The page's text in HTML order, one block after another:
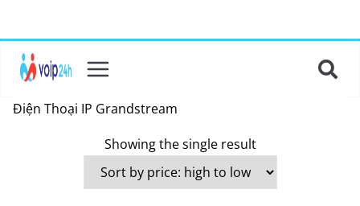
Điện Thoại IP Grandstream
Showing the single result